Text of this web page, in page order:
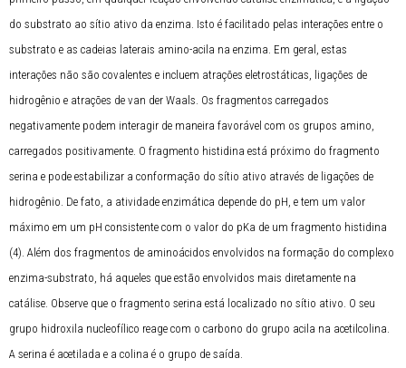
do substrato ao sítio ativo da enzima. Isto é facilitado pelas interações entre o
substrato e as cadeias laterais amino-acila na enzima. Em geral, estas
interações não são covalentes e incluem atrações eletrostáticas, ligações de
hidrogênio e atrações de van der Waals. Os fragmentos carregados
negativamente podem interagir de maneira favorável com os grupos amino,
carregados positivamente. O fragmento histidina está próximo do fragmento
serina e pode estabilizar a conformação do sítio ativo através de ligações de
hidrogênio. De fato, a atividade enzimática depende do pH, e tem um valor
máximo em um pH consistente com o valor do pKa de um fragmento histidina
(4). Além dos fragmentos de aminoácidos envolvidos na formação do complexo
enzima-substrato, há aqueles que estão envolvidos mais diretamente na
catálise. Observe que o fragmento serina está localizado no sítio ativo. O seu
grupo hidroxila nucleofílico reage com o carbono do grupo acila na acetilcolina.
A serina é acetilada e a colina é o grupo de saída.